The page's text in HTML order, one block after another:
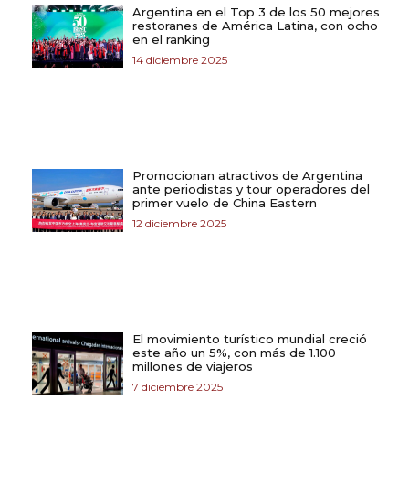
Argentina en el Top 3 de los 50 mejores
restoranes de América Latina, con ocho
en el ranking
14 diciembre 2025
Promocionan atractivos de Argentina
ante periodistas y tour operadores del
primer vuelo de China Eastern
12 diciembre 2025
El movimiento turístico mundial creció
este año un 5%, con más de 1.100
millones de viajeros
7 diciembre 2025